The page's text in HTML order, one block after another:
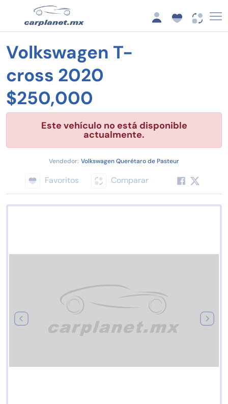
Volkswagen T-
cross 2020
$250,000
Este vehículo no está disponible
actualmente.
Vendedor: Volkswagen Querétaro de Pasteur
Favoritos Comparar